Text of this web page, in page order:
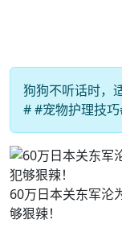
狗狗不听话时，
# #宠物护理技
60万日本关东军沦
够狠辣！